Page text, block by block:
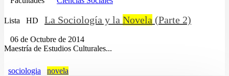
Lista HD La Sociología y la Novela (Parte 2)
06 de Octubre de 2014
Maestría de Estudios Culturales...
sociologia novela